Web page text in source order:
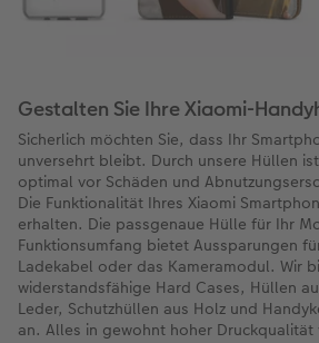
Gestalten Sie Ihre Xiaomi-
Sicherlich möchten Sie, dass Ihr
unversehrt bleibt. Durch unsere Hüllen
optimal vor Schäden und
Die Funktionalität Ihres Xiaomi
erhalten. Die passgenaue Hülle für Ihr
Funktionsumfang bietet Aussparungen
Ladekabel oder das Kameramodul. Wir
widerstandsfähige Hard Cases, Hüllen
Leder, Schutzhüllen aus Holz und
an. Alles in gewohnt hoher Druckqualität